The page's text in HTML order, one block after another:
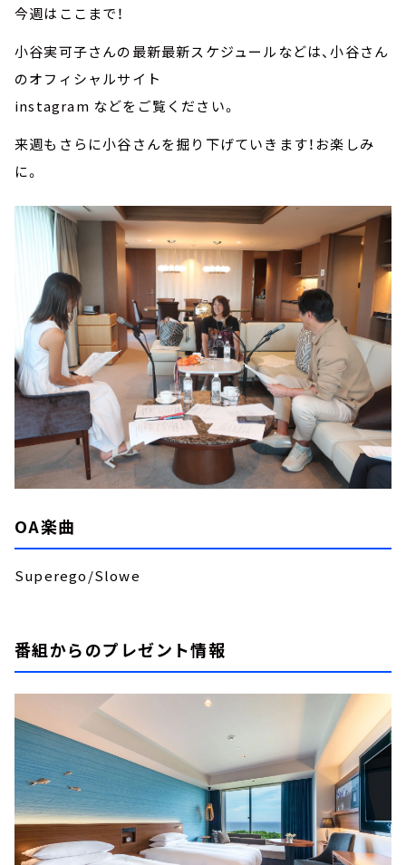
今週はここまで！
小谷実可子さんの最新最新スケジュールなどは、小谷さん
のオフィシャルサイト
instagram などをご覧ください。
来週もさらに小谷さんを掘り下げていきます！お楽しみ
に。
OA楽曲
Superego/Slowe
番組からのプレゼント情報